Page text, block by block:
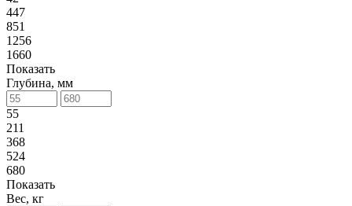
447
851
1256
1660
Показать
Глубина, мм
55
211
368
524
680
Показать
Вес, кг